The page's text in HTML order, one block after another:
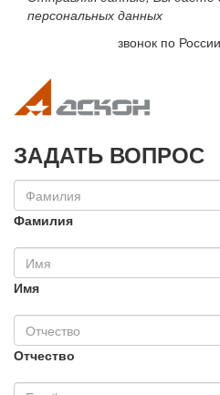
персональных данных
звонок по
ЗАДАТЬ ВОПРОС
Фамилия
Имя
Отчество